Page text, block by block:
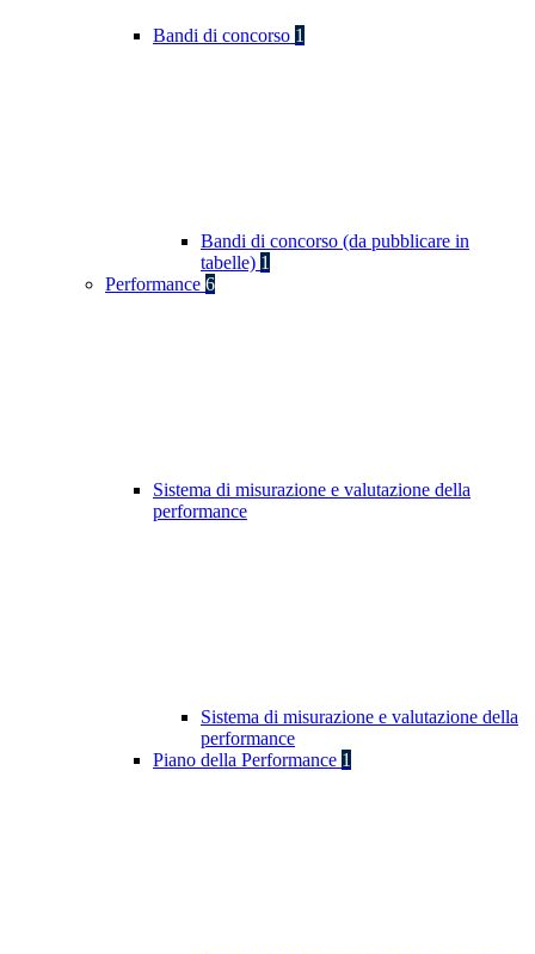
Bandi di concorso 1
Bandi di concorso (da pubblicare in
tabelle) 1
Performance 6
Sistema di misurazione e valutazione della
performance
Sistema di misurazione e valutazione della
performance
Piano della Performance 1